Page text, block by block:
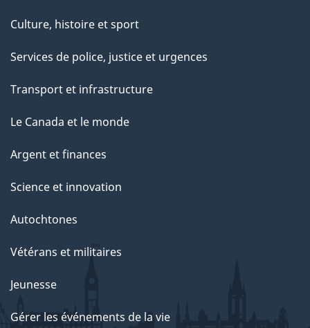
Culture, histoire et sport
Services de police, justice et urgences
Transport et infrastructure
Le Canada et le monde
Argent et finances
Science et innovation
Autochtones
Vétérans et militaires
Jeunesse
Gérer les événements de la vie